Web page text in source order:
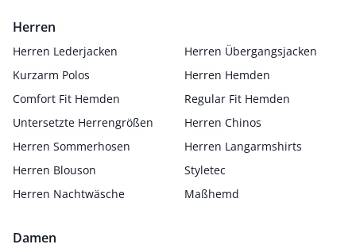
Herren
Herren Lederjacken
Herren Übergangsjacken
Kurzarm Polos
Herren Hemden
Comfort Fit Hemden
Regular Fit Hemden
Untersetzte Herrengrößen
Herren Chinos
Herren Sommerhosen
Herren Langarmshirts
Herren Blouson
Styletec
Herren Nachtwäsche
Maßhemd
Damen